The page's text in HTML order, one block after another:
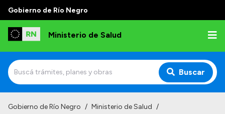
Gobierno de Río Negro
Ministerio de Salud
Buscar
Gobierno de Río Negro / Ministerio de Salud /